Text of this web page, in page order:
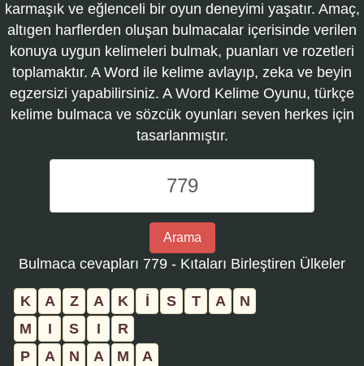
karmaşık ve eğlenceli bir oyun deneyimi yaşatır. Amaç,
altıgen harflerden oluşan bulmacalar içerisinde verilen
konuya uygun kelimeleri bulmak, puanları ve rozetleri
toplamaktır. A Word ile kelime avlayıp, zeka ve beyin
egzersizi yapabilirsiniz. A Word Kelime Oyunu, türkçe
kelime bulmaca ve sözcük oyunları seven herkes için
tasarlanmıştır.
Word
Kelime
Oyunu
bulmaca
girin
ve
Arama
Bulmaca cevapları 779 - Kıtaları Birleştiren Ülkeler
K A Z A K İ S T A
N
M
I S I
R
P
A N A M
A